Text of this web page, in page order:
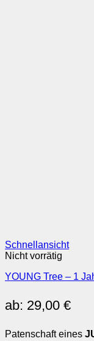
Schnellansicht
Nicht vorrätig
YOUNG Tree – 1
ab: 29,00 €
Patenschaft eines